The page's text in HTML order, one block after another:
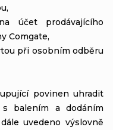
účet prodávajícího
Comgate,
při osobním odběru
povinen uhradit
s balením a dodáním
uvedeno výslovně